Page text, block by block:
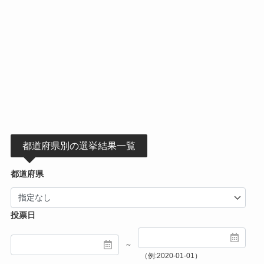
都道府県別の選挙結果一覧
都道府県
投票日
～
（例:2020-01-01）